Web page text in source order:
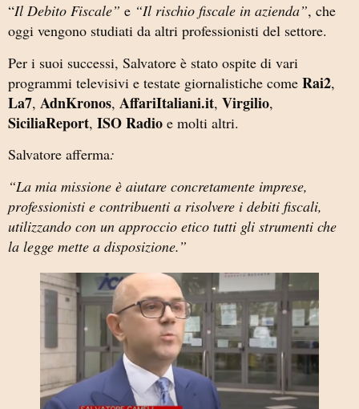
“Il Debito Fiscale” e “Il rischio fiscale in azienda”, che
oggi vengono studiati da altri professionisti del settore.
Per i suoi successi, Salvatore è stato ospite di vari
programmi televisivi e testate giornalistiche come Rai2,
La7, AdnKronos, AffariItaliani.it, Virgilio,
SiciliaReport, ISO Radio e molti altri.
Salvatore afferma:
“La mia missione è aiutare concretamente imprese,
professionisti e contribuenti a risolvere i debiti fiscali,
utilizzando con un approccio etico tutti gli strumenti che
la legge mette a disposizione.”